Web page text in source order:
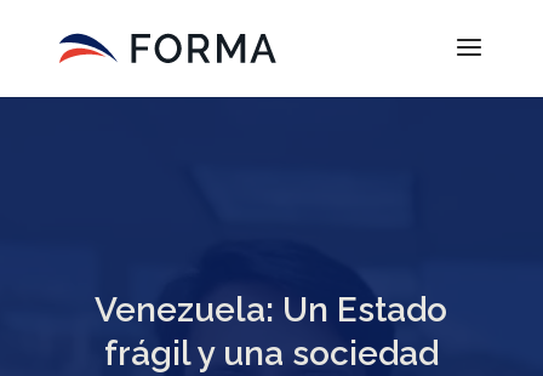
Venezuela: Un Estado
frágil y una sociedad